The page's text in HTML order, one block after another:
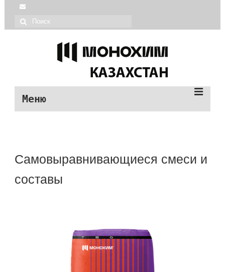
Меню
| Монопол продукция
Самовыравнивающиеся смеси и
составы